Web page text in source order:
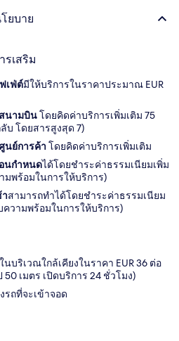
ยบาย
รเสริม
เฟ่ต์มีให้บริการในราคาประมาณ EUR
นามบินโดยคิดค่าบริการเพิ่มเติม 75
บ โดยสารสูงสุด 7)
นย์การค้า โดยคิดค่าบริการเพิ่มเติม
นกำหนดได้โดยชำระค่าธรรมเนียมเพิ่ม
มพร้อมในการให้บริการ)
สามารถทำได้โดยชำระค่าธรรมเนียม
ความพร้อมในการให้บริการ)
บริเวณใกล้เคียงในราคา EUR 36 ต่อ
50 เมตร เปิดบริการ 24 ชั่วโมง)
รถที่จะเข้าจอด